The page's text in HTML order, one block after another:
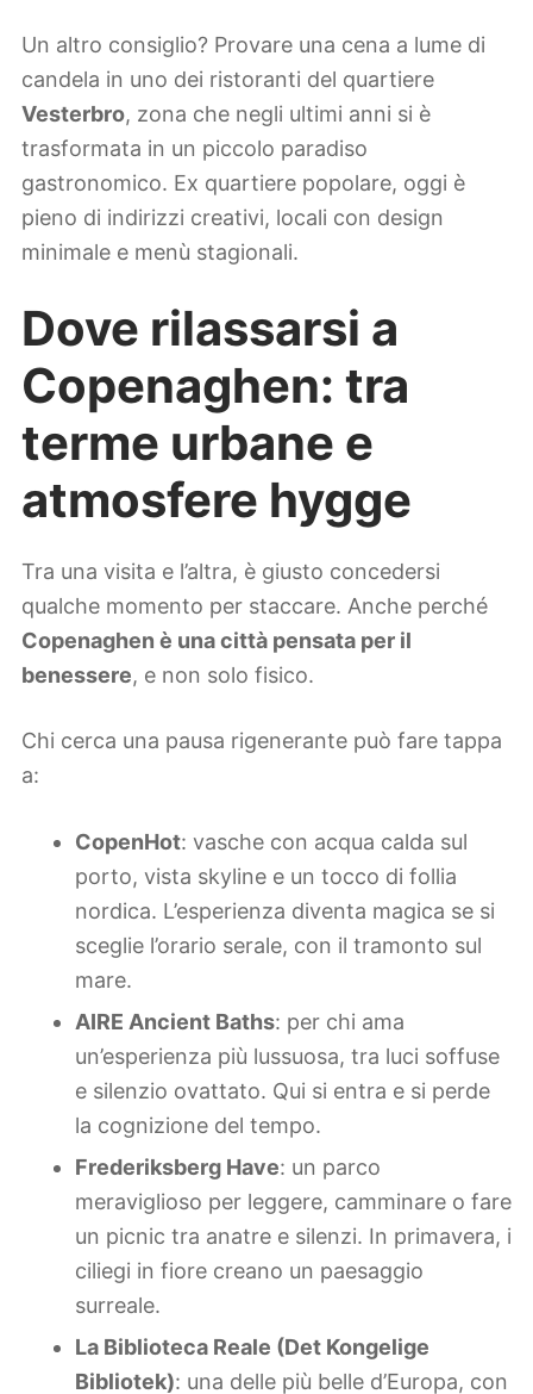
Un altro consiglio? Provare una cena a lume di
candela in uno dei ristoranti del quartiere
Vesterbro, zona che negli ultimi anni si è
trasformata in un piccolo paradiso
gastronomico. Ex quartiere popolare, oggi è
pieno di indirizzi creativi, locali con design
minimale e menù stagionali.
Dove rilassarsi a
Copenaghen: tra
terme urbane e
atmosfere hygge
Tra una visita e l’altra, è giusto concedersi
qualche momento per staccare. Anche perché
Copenaghen è una città pensata per il
benessere, e non solo fisico.
Chi cerca una pausa rigenerante può fare tappa
a:
CopenHot: vasche con acqua calda sul
porto, vista skyline e un tocco di follia
nordica. L’esperienza diventa magica se si
sceglie l’orario serale, con il tramonto sul
mare.
AIRE Ancient Baths: per chi ama
un’esperienza più lussuosa, tra luci soffuse
e silenzio ovattato. Qui si entra e si perde
la cognizione del tempo.
Frederiksberg Have: un parco
meraviglioso per leggere, camminare o fare
un picnic tra anatre e silenzi. In primavera, i
ciliegi in fiore creano un paesaggio
surreale.
La Biblioteca Reale (Det Kongelige
Bibliotek): una delle più belle d’Europa, con